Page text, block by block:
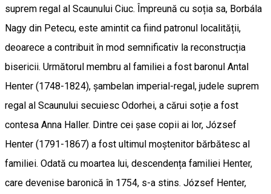
suprem regal al Scaunului Ciuc. Împreună cu soția sa, Borbála
Nagy din Petecu, este amintit ca fiind patronul localității,
deoarece a contribuit în mod semnificativ la reconstrucția
bisericii. Următorul membru al familiei a fost baronul Antal
Henter (1748-1824), șambelan imperial-regal, judele suprem
regal al Scaunului secuiesc Odorhei, a cărui soție a fost
contesa Anna Haller. Dintre cei șase copii ai lor, József
Henter (1791-1867) a fost ultimul moștenitor bărbătesc al
familiei. Odată cu moartea lui, descendența familiei Henter,
care devenise baronică în 1754, s-a stins. József Henter,